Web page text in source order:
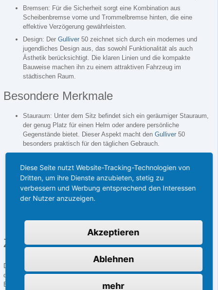
Bremsen: Für die Sicherheit sorgt eine Kombination aus
Scheibenbremse vorne und Trommelbremse hinten, die eine
effektive Verzögerung gewährleisten.
Design: Der Gulliver 50 zeichnet sich durch ein modernes und
jugendliches Design aus, das sowohl Funktionalität als auch
Ästhetik berücksichtigt. Die klaren Linien und die kompakte
Bauweise machen ihn zu einem attraktiven Fahrzeug im
städtischen Raum.
Besondere Merkmale
Stauraum: Unter dem Sitz befindet sich ein geräumiger Stauraum,
der genug Platz für einen Helm oder andere persönliche
Gegenstände bietet. Dieser Aspekt macht den Gulliver 50
besonders praktisch für den täglichen Gebrauch.
sparsamen Kraftstoffverbrauch, was ihn zu einer kosteneffizienten
Wahl für Pendler macht.
Benutzerfreundlichkeit: Dank seiner geringen Größe und seines
leichten Gewichts ist der
Zusammenfassung
Der Aprilia
durch seine einfache Handhabung, sein ansprechendes Design und seine
Effizienz auszeichnet. Er bietet eine praktische Lösung für die urbane
Diese Seite nutzt Website-Tracking-Technologien von
Dritten, um ihre Dienste anzubieten, stetig zu
verbessern und Werbung entsprechend den Interessen
der Nutzer anzuzeigen.
Akzeptieren
Ablehnen
mehr